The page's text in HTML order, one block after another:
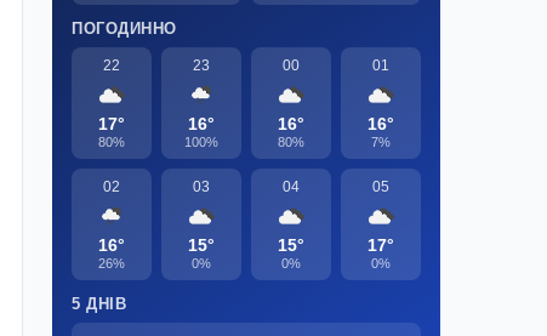
ПОГОДИННО
22
17°
80%
23
16°
100%
00
16°
80%
01
16°
7%
02
16°
26%
03
15°
0%
04
15°
0%
05
17°
0%
5 ДНІВ